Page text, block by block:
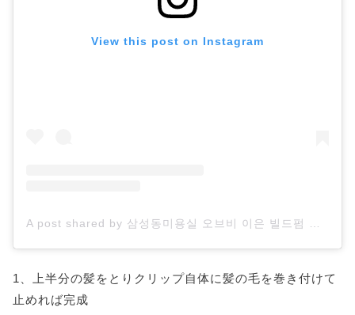
View this post on Instagram
1、上半分の髪をとりクリップ自体に髪の毛を巻き付けて
止めれば完成